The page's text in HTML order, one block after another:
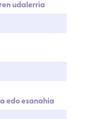
udalerria
edo esanahia